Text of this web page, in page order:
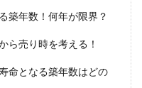
和室を洋室へ、洋室を
ームする方法
築年数！何年が限界？
ら売り時を考える！
命となる築年数はどの